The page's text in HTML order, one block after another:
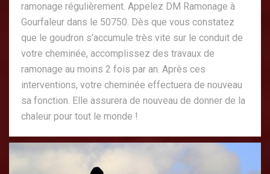
ramonage régulièrement. Appelez DM Ramonage à
Gourfaleur dans le 50750. Dès que vous constatez
que le goudron s’accumule très vite sur le conduit de
votre cheminée, accomplissez des travaux de
ramonage au moins 2 fois par an. Après ces
interventions, votre cheminée effectuera de nouveau
sa fonction. Elle assurera de nouveau de donner de la
chaleur pour tout le monde !